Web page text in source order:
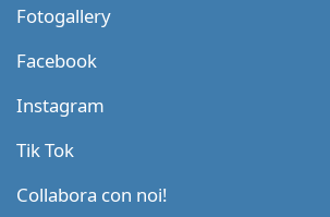
Fotogallery
Facebook
Instagram
Tik Tok
Collabora con noi!